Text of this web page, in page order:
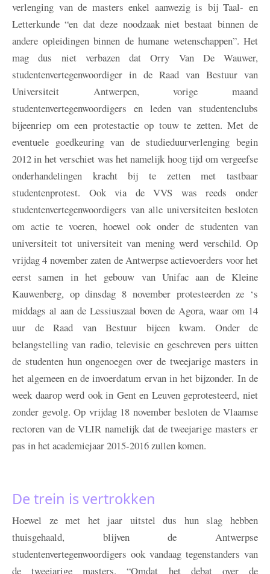
verlenging van de masters enkel aanwezig is bij Taal- en
Letterkunde “en dat deze noodzaak niet bestaat binnen de
andere opleidingen binnen de humane wetenschappen”. Het
mag dus niet verbazen dat Orry Van De Wauwer,
studentenvertegenwoordiger in de Raad van Bestuur van
Universiteit Antwerpen, vorige maand
studentenvertegenwoordigers en leden van studentenclubs
bijeenriep om een protestactie op touw te zetten. Met de
eventuele goedkeuring van de studieduurverlenging begin
2012 in het verschiet was het namelijk hoog tijd om vergeefse
onderhandelingen kracht bij te zetten met tastbaar
studentenprotest. Ook via de VVS was reeds onder
studentenvertegenwoordigers van alle universiteiten besloten
om actie te voeren, hoewel ook onder de studenten van
universiteit tot universiteit van mening werd verschild. Op
vrijdag 4 november zaten de Antwerpse actievoerders voor het
eerst samen in het gebouw van Unifac aan de Kleine
Kauwenberg, op dinsdag 8 november protesteerden ze ‘s
middags al aan de Lessiuszaal boven de Agora, waar om 14
uur de Raad van Bestuur bijeen kwam. Onder de
belangstelling van radio, televisie en geschreven pers uitten
de studenten hun ongenoegen over de tweejarige masters in
het algemeen en de invoerdatum ervan in het bijzonder. In de
week daarop werd ook in Gent en Leuven geprotesteerd, niet
zonder gevolg. Op vrijdag 18 november besloten de Vlaamse
rectoren van de VLIR namelijk dat de tweejarige masters er
pas in het academiejaar 2015-2016 zullen komen.
De trein is vertrokken
Hoewel ze met het jaar uitstel dus hun slag hebben
thuisgehaald, blijven de Antwerpse
studentenvertegenwoordigers ook vandaag tegenstanders van
de tweejarige masters. “Omdat het debat over de